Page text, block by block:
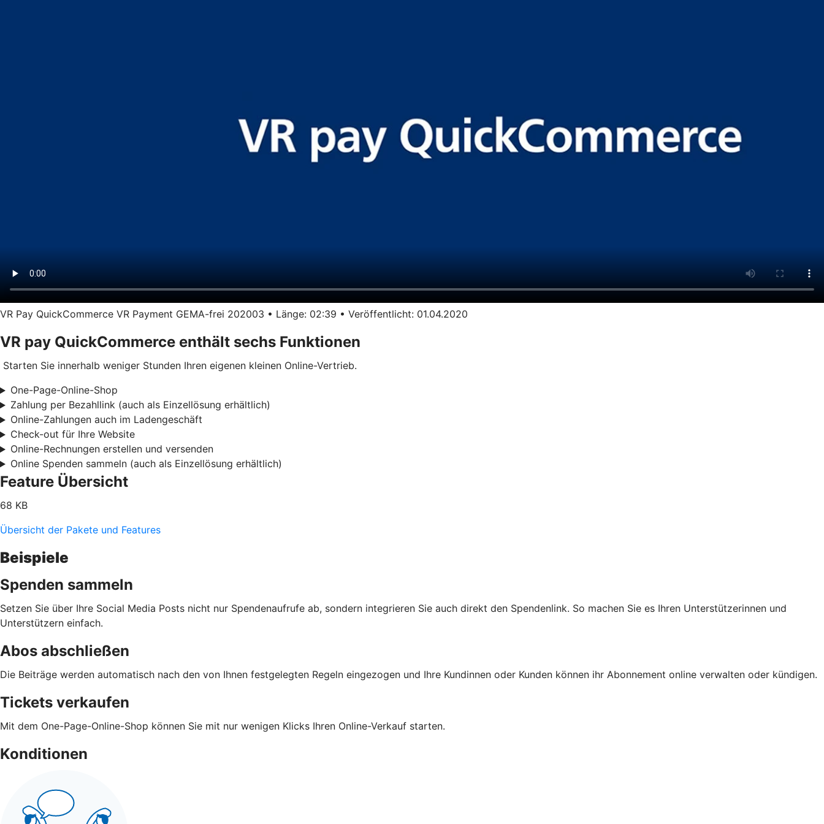
VR Pay QuickCommerce VR Payment GEMA-frei 202003 • Länge: 02:39 • Veröffentlicht: 01.04.2020
VR pay QuickCommerce enthält sechs Funktionen
Starten Sie innerhalb weniger Stunden Ihren eigenen kleinen Online-Vertrieb.
One-Page-Online-Shop
Zahlung per Bezahllink (auch als Einzellösung erhältlich)
Online-Zahlungen auch im Ladengeschäft
Check-out für Ihre Website
Online-Rechnungen erstellen und versenden
Online Spenden sammeln (auch als Einzellösung erhältlich)
Feature Übersicht
68 KB
Übersicht der Pakete und Features
Beispiele
Spenden sammeln
Setzen Sie über Ihre Social Media Posts nicht nur Spendenaufrufe ab, sondern integrieren Sie auch direkt den Spendenlink. So machen Sie es Ihren Unterstützerinnen und
Unterstützern einfach.
Abos abschließen
Die Beiträge werden automatisch nach den von Ihnen festgelegten Regeln eingezogen und Ihre Kundinnen oder Kunden können ihr Abonnement online verwalten oder kündigen.
Tickets verkaufen
Mit dem One-Page-Online-Shop können Sie mit nur wenigen Klicks Ihren Online-Verkauf starten.
Konditionen